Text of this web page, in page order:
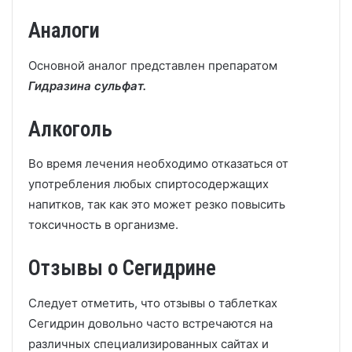
Аналоги
Основной аналог представлен препаратом
Гидразина сульфат.
Алкоголь
Во время лечения необходимо отказаться от
употребления любых спиртосодержащих
напитков, так как это может резко повысить
токсичность в организме.
Отзывы о Сегидрине
Следует отметить, что отзывы о таблетках
Сегидрин довольно часто встречаются на
различных специализированных сайтах и